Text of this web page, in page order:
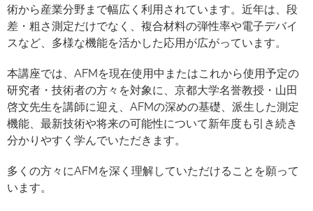
術から産業分野まで幅広く利用されています。近年は、段
差・粗さ測定だけでなく、複合材料の弾性率や電子デバイ
スなど、多様な機能を活かした応用が広がっています。
本講座では、AFMを現在使用中またはこれから使用予定の
研究者・技術者の方々を対象に、京都大学名誉教授・山田
啓文先生を講師に迎え、AFMの深めの基礎、派生した測定
機能、最新技術や将来の可能性について新年度も引き続き
分かりやすく学んでいただきます。
多くの方々にAFMを深く理解していただけることを願って
います。